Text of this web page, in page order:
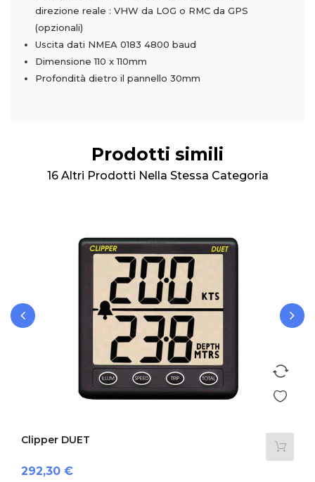
direzione reale : VHW da LOG o RMC da GPS
(opzionali)
Uscita dati NMEA 0183 4800 baud
Dimensione 110 x 110mm
Profondità dietro il pannello 30mm
Prodotti simili
16 Altri Prodotti Nella Stessa Categoria
Clipper DUET
Prezzo
292,30 €